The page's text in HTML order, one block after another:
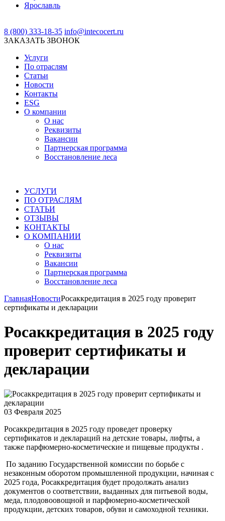
Ярославль
8 (800) 333-18-35 info@intecocert.ru
ЗАКАЗАТЬ ЗВОНОК
Услуги
По отраслям
Статьи
Новости
Контакты
ESG
О компании
О нас
Реквизиты
Вакансии
Партнерская программа
Восстановление леса
УСЛУГИ
ПО ОТРАСЛЯМ
СТАТЬИ
ОТЗЫВЫ
КОНТАКТЫ
О КОМПАНИИ
О нас
Реквизиты
Вакансии
Партнерская программа
Восстановление леса
ГлавнаяНовостиРосаккредитация в 2025 году проверит
сертификаты и декларации
Росаккредитация в 2025 году
проверит сертификаты и
декларации
03 Февраля 2025
Росаккредитация в 2025 году проведет проверку
сертификатов и деклараций на детские товары, лифты, а
также парфюмерно-косметические и пищевые продукты .
По заданию Государственной комиссии по борьбе с
незаконным оборотом промышленной продукции, начиная с
2025 года, Росаккредитация будет продолжать анализ
документов о соответствии, выданных для питьевой воды,
меда, плодовоовощной и парфюмерно-косметической
продукции, детских товаров, обуви и самоходной техники.